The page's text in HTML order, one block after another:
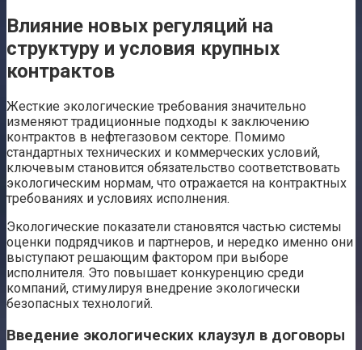
Влияние новых регуляций на
структуру и условия крупных
контрактов
Жесткие экологические требования значительно
изменяют традиционные подходы к заключению
контрактов в нефтегазовом секторе. Помимо
стандартных технических и коммерческих условий,
ключевым становится обязательство соответствовать
экологическим нормам, что отражается на контрактных
требованиях и условиях исполнения.
Экологические показатели становятся частью системы
оценки подрядчиков и партнеров, и нередко именно они
выступают решающим фактором при выборе
исполнителя. Это повышает конкуренцию среди
компаний, стимулируя внедрение экологически
безопасных технологий.
Введение экологических клаузул в договоры